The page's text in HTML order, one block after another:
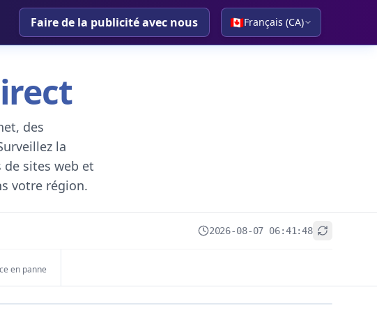
Faire de la publicité avec nous 🇨🇦Français (CA)
des
la
sites web et
votre région.
2026-08-07 06:41:48
en panne